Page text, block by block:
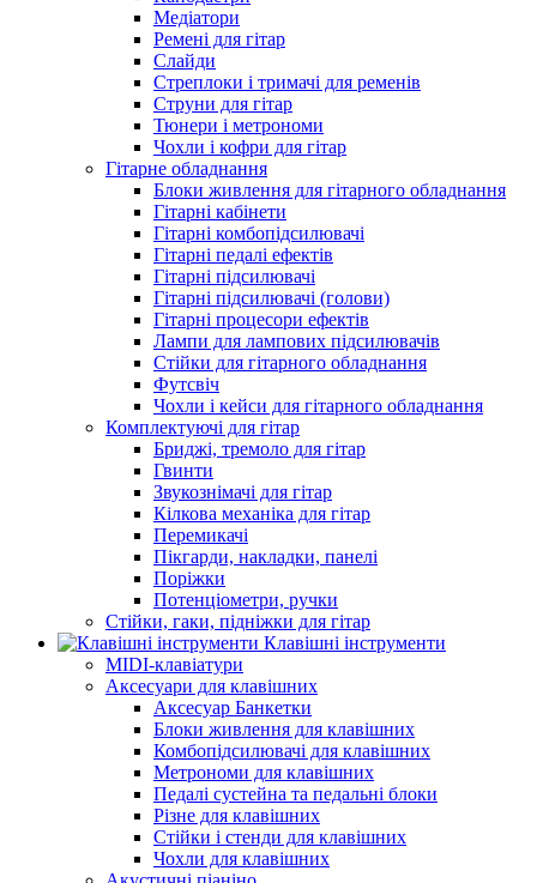
Медіатори
Ремені для гітар
Слайди
Стреплоки і тримачі для ременів
Струни для гітар
Тюнери і метрономи
Чохли і кофри для гітар
Гітарне обладнання
Блоки живлення для гітарного обладнання
Гітарні кабінети
Гітарні комбопідсилювачі
Гітарні педалі ефектів
Гітарні підсилювачі
Гітарні підсилювачі (голови)
Гітарні процесори ефектів
Лампи для лампових підсилювачів
Стійки для гітарного обладнання
Футсвіч
Чохли і кейси для гітарного обладнання
Комплектуючі для гітар
Бриджі, тремоло для гітар
Гвинти
Звукознімачі для гітар
Кілкова механіка для гітар
Перемикачі
Пікгарди, накладки, панелі
Поріжки
Потенціометри, ручки
Стійки, гаки, підніжки для гітар
Клавішні інструменти
MIDI-клавіатури
Аксесуари для клавішних
Аксесуар Банкетки
Блоки живлення для клавішних
Комбопідсилювачі для клавішних
Метрономи для клавішних
Педалі сустейна та педальні блоки
Різне для клавішних
Стійки і стенди для клавішних
Чохли для клавішних